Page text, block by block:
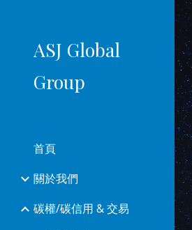
ASJ Global
Group
首頁
關於我們
碳權/碳信用 & 交易